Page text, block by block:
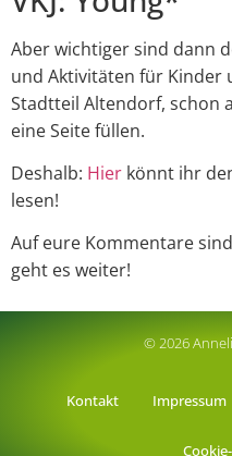
Aber wichtiger sind dann
und Aktivitäten für Kinder
Stadtteil Altendorf, schon
eine Seite füllen.
Deshalb: Hier könnt ihr
lesen!
Auf eure Kommentare
geht es weiter!
© 2026
Kontakt Impressum